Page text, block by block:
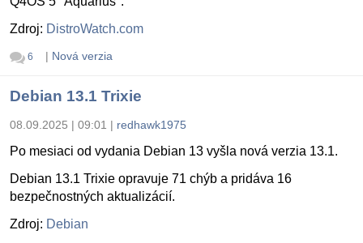
Zdroj: DistroWatch.com
6 | Nová verzia
Debian 13.1 Trixie
08.09.2025 | 09:01 | redhawk1975
Po mesiaci od vydania Debian 13 vyšla nová verzia 13.1.
Debian 13.1 Trixie opravuje 71 chýb a pridáva 16
bezpečnostných aktualizácií.
Zdroj: Debian